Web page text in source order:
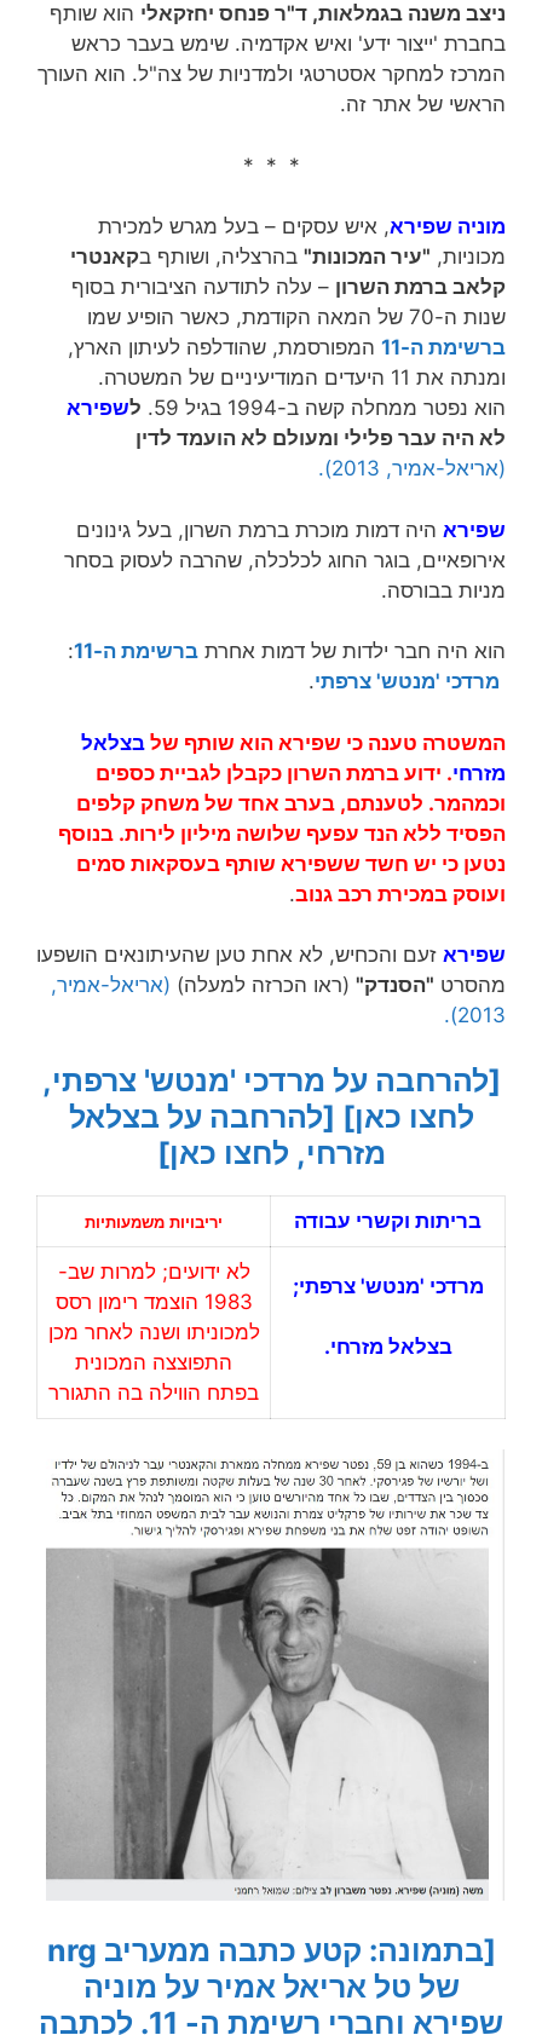
ניצב משנה בגמלאות, ד"ר פנחס יחזקאלי הוא שותף
בחברת 'ייצור ידע' ואיש אקדמיה. שימש בעבר כראש
המרכז למחקר אסטרטגי ולמדניות של צה"ל. הוא העורך
הראשי של אתר זה.
* * *
מוניה שפירא, איש עסקים – בעל מגרש למכירת
מכוניות, "עיר המכונות" בהרצליה, ושותף בקאנטרי
קלאב ברמת השרון – עלה לתודעה הציבורית בסוף
שנות ה-70 של המאה הקודמת, כאשר הופיע שמו
ברשימת ה-11
המפורסמת, שהודלפה לעיתון הארץ,
ומנתה את 11 היעדים המודיעיניים של המשטרה.
הוא נפטר ממחלה קשה ב-1994 בגיל 59.
לשפירא
לא היה עבר פלילי ומעולם לא הועמד לדין
(אריאל-אמיר, 2013).
שפירא היה דמות מוכרת ברמת השרון, בעל גינונים
אירופאיים, בוגר החוג לכלכלה, שהרבה לעסוק בסחר
מניות בבורסה.
הוא היה חבר ילדות של דמות אחרת ברשימת ה-11
:
מרדכי 'מנטש' צרפתי.
המשטרה טענה כי שפירא הוא שותף של בצלאל
מזרחי. ידוע ברמת השרון כקבלן לגביית כספים
וכמהמר. לטענתם, בערב אחד של משחק קלפים
הפסיד ללא הנד עפעף שלושה מיליון לירות. בנוסף
נטען כי יש חשד ששפירא שותף בעסקאות סמים
ועוסק במכירת רכב גנוב.
שפירא זעם והכחיש, לא אחת טען שהעיתונאים הושפעו
מהסרט "הסנדק" (ראו הכרזה למעלה) (אריאל-אמיר,
2013).
[להרחבה על מרדכי 'מנטש' צרפתי,
לחצו כאן] [להרחבה על בצלאל
מזרחי, לחצו כאן]
בריתות וקשרי עבודה יריבויות משמעותיות
מרדכי 'מנטש' צרפתי;
בצלאל מזרחי.
לא ידועים; למרות שב-
1983 הוצמד רימון רסס
למכוניתו ושנה לאחר מכן
התפוצצה המכונית
בפתח הווילה בה התגורר
[בתמונה: קטע כתבה ממעריב nrg
של טל אריאל אמיר על מוניה
שפירא וחברי רשימת ה- 11. לכתבה